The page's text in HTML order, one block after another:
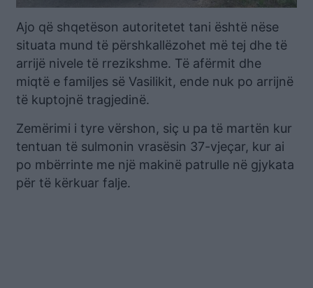
Ajo që shqetëson autoritetet tani është nëse
situata mund të përshkallëzohet më tej dhe të
arrijë nivele të rrezikshme. Të afërmit dhe
miqtë e familjes së Vasilikit, ende nuk po arrijnë
të kuptojnë tragjedinë.
Zemërimi i tyre vërshon, siç u pa të martën kur
tentuan të sulmonin vrasësin 37-vjeçar, kur ai
po mbërrinte me një makinë patrulle në gjykata
për të kërkuar falje.